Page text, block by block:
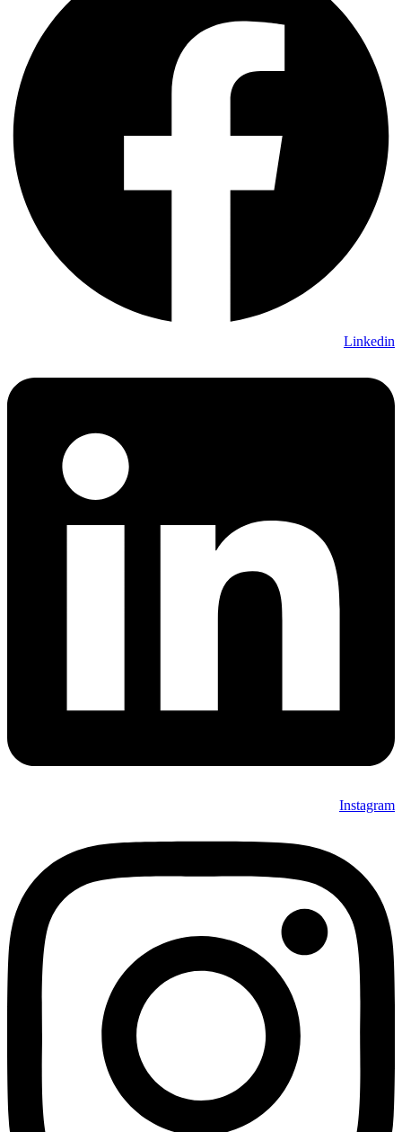
Linkedin
Instagram